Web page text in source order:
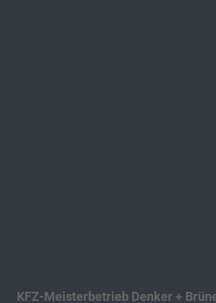
KFZ-Meisterbetrieb Denker +